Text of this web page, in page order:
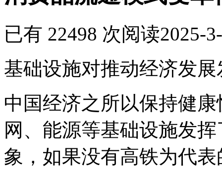
已有 22498 次阅读2025-
基础设施对推动经济发
中国经济之所以保持健
网、能源等基础设施发
象，如果没有高铁为代